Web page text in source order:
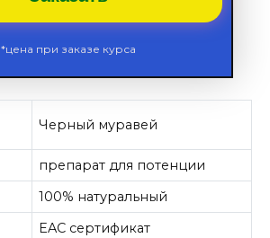
*цена при заказе курса
Черный муравей
препарат для потенции
100% натуральный
EAC сертификат